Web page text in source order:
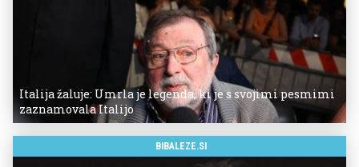
Italija žaluje: Umrla je legenda, ki je s svojimi pesmimi
zaznamovala Italijo
BIBALEZE.SI